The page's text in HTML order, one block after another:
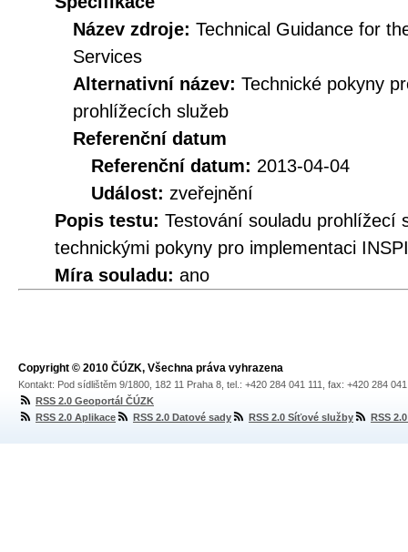
Název zdroje: Technical Guidance for
Services
Alternativní název: Technické pokyny
prohlížecích služeb
Referenční datum
Referenční datum: 2013-04-04
Událost: zveřejnění
Popis testu: Testování souladu prohlížecí
technickými pokyny pro implementaci
Míra souladu: ano
Copyright © 2010 ČÚZK, Všechna práva vyhrazena
Kontakt: Pod sídlištěm 9/1800, 182 11 Praha 8, tel.: +420 284 041 111, fax: +420 284
RSS 2.0 Geoportál ČÚZK
RSS 2.0 Aplikace
RSS 2.0 Datové sady RSS 2.0 Síťové služby RSS